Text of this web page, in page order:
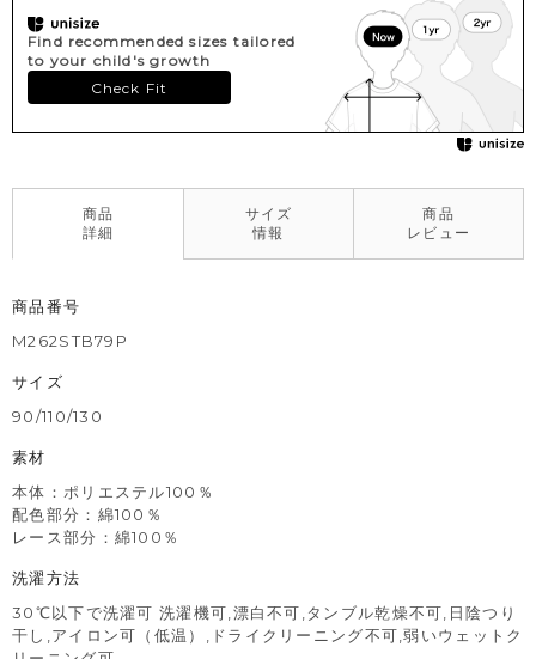
※色移りを防ぐため、手洗い後はタオルで軽く水気を取り、形を
整えてください。
Find recommended sizes tailored
to your child's growth
Check Fit
商品
詳細
サイズ
情報
商品
レビュー
商品番号
M262STB79P
サイズ
90/110/130
素材
本体：ポリエステル100％
配色部分：綿100％
レース部分：綿100％
洗濯方法
30℃以下で洗濯可 洗濯機可,漂白不可,タンブル乾燥不可,日陰つり
干し,アイロン可（低温）,ドライクリーニング不可,弱いウェットク